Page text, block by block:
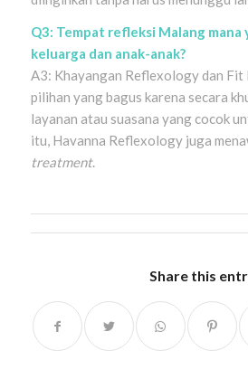
Q3: Tempat refleksi Malang
keluarga dan anak-anak?
A3: Khayangan Reflexology dan
pilihan yang bagus karena secara
layanan atau suasana yang cocok
itu, Havanna Reflexology juga
treatment.
Share this